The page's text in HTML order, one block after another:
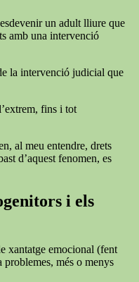
un adult lliure que
amb una intervenció
la intervenció judicial que
fins i tot
al meu entendre, drets
d’aquest fenomen, es
i els
xantatge emocional (fent
més o menys